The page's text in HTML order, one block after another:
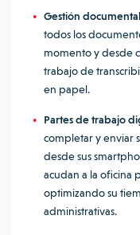
Gestión
todos los
momento y desde
trabajo de
en papel.
Partes de trabajo
completar y enviar
desde sus
acudan a la oficina
optimizando su
administrativas.